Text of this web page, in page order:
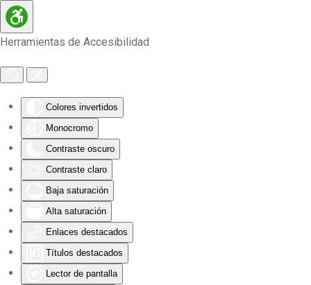
Herramientas de Accesibilidad
Colores invertidos
Monocromo
Contraste oscuro
Contraste claro
Baja saturación
Alta saturación
Enlaces destacados
Títulos destacados
Lector de pantalla
Skip to main content